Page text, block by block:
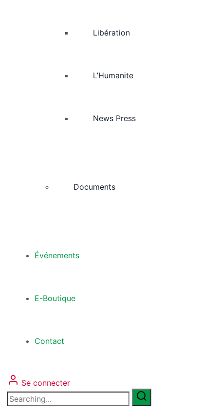
Libération
L’Humanite
News Press
Documents
Événements
E-Boutique
Contact
Se connecter
Search
for: